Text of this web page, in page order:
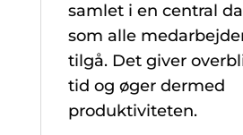
samlet i en central
som alle
tilgå. Det giver
tid og øger dermed
produktiviteten.